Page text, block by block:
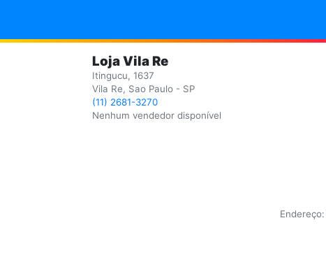
Loja Vila Re
Itingucu, 1637
Vila Re, Sao Paulo - SP
(11) 2681-3270
Nenhum vendedor disponível